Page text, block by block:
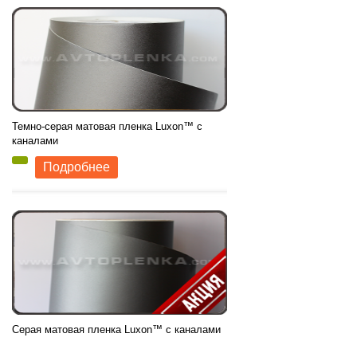
479грн
Производитель:Luxon
Ширина рулона:1,52м.
Микроканалы:есть
Темно-серая матовая пленка Luxon™ с
каналами
Подробнее
479грн
Серая матовая пленка Luxon™ с каналами